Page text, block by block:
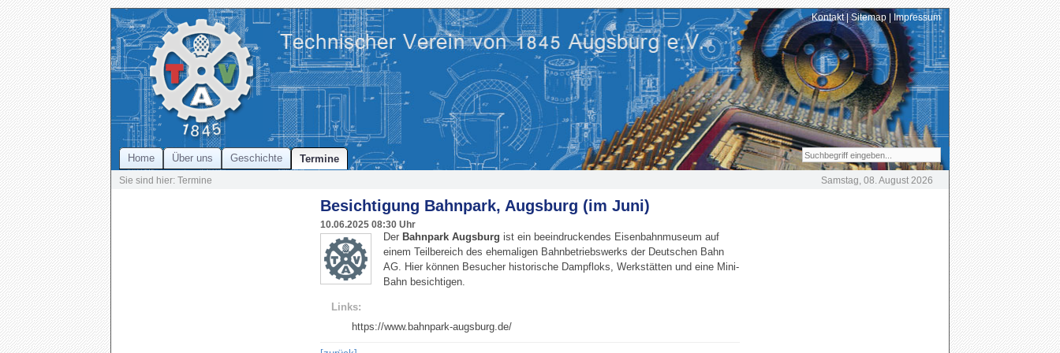
Kontakt|Sitemap Impressum
Home Über uns Geschichte Termine
Sie sind hier: Termine Samstag, 08. August 2026
Besichtigung Bahnpark, Augsburg (im Juni)
10.06.2025 08:30 Uhr
Der Bahnpark Augsburg ist ein beeindruckendes Eisenbahnmuseum auf
einem Teilbereich des ehemaligen Bahnbetriebswerks der Deutschen Bahn
AG. Hier können Besucher historische Dampfloks, Werkstätten und eine Mini-
Bahn besichtigen.
Links:
https://www.bahnpark-augsburg.de/